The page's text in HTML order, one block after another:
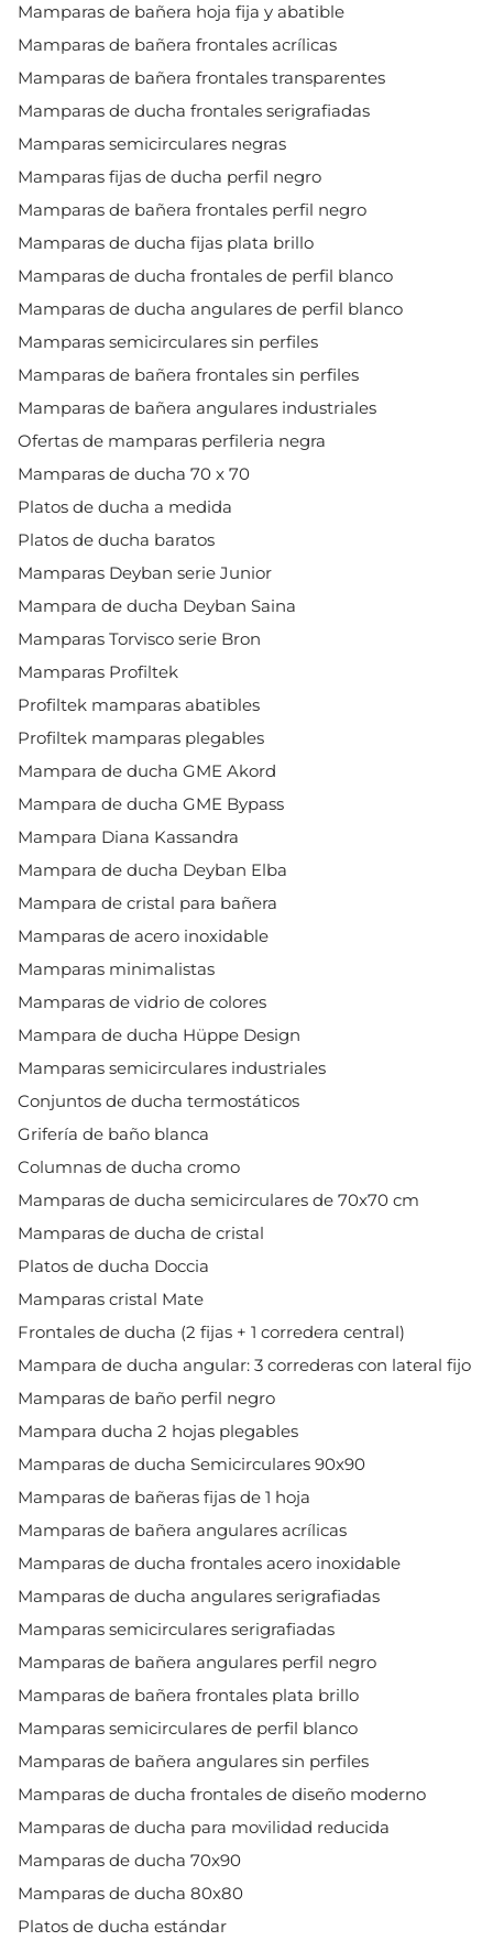
Mamparas de bañera hoja fija y abatible
Mamparas de bañera frontales acrílicas
Mamparas de bañera frontales transparentes
Mamparas de ducha frontales serigrafiadas
Mamparas semicirculares negras
Mamparas fijas de ducha perfil negro
Mamparas de bañera frontales perfil negro
Mamparas de ducha fijas plata brillo
Mamparas de ducha frontales de perfil blanco
Mamparas de ducha angulares de perfil blanco
Mamparas semicirculares sin perfiles
Mamparas de bañera frontales sin perfiles
Mamparas de bañera angulares industriales
Ofertas de mamparas perfileria negra
Mamparas de ducha 70 x 70
Platos de ducha a medida
Platos de ducha baratos
Mamparas Deyban serie Junior
Mampara de ducha Deyban Saina
Mamparas Torvisco serie Bron
Mamparas Profiltek
Profiltek mamparas abatibles
Profiltek mamparas plegables
Mampara de ducha GME Akord
Mampara de ducha GME Bypass
Mampara Diana Kassandra
Mampara de ducha Deyban Elba
Mampara de cristal para bañera
Mamparas de acero inoxidable
Mamparas minimalistas
Mamparas de vidrio de colores
Mampara de ducha Hüppe Design
Mamparas semicirculares industriales
Conjuntos de ducha termostáticos
Grifería de baño blanca
Columnas de ducha cromo
Mamparas de ducha semicirculares de 70x70 cm
Mamparas de ducha de cristal
Platos de ducha Doccia
Mamparas cristal Mate
Frontales de ducha (2 fijas + 1 corredera central)
Mampara de ducha angular: 3 correderas con lateral fijo
Mamparas de baño perfil negro
Mampara ducha 2 hojas plegables
Mamparas de ducha Semicirculares 90x90
Mamparas de bañeras fijas de 1 hoja
Mamparas de bañera angulares acrílicas
Mamparas de ducha frontales acero inoxidable
Mamparas de ducha angulares serigrafiadas
Mamparas semicirculares serigrafiadas
Mamparas de bañera angulares perfil negro
Mamparas de bañera frontales plata brillo
Mamparas semicirculares de perfil blanco
Mamparas de bañera angulares sin perfiles
Mamparas de ducha frontales de diseño moderno
Mamparas de ducha para movilidad reducida
Mamparas de ducha 70x90
Mamparas de ducha 80x80
Platos de ducha estándar